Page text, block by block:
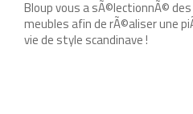
Bloup vous a sÃ©lectionnÃ©
meubles afin de rÃ©aliser une
vie de style scandinave !